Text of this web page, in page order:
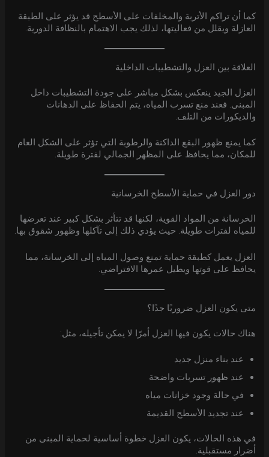
كما أن تراكم الأتربة والمخلفات على الأسطح قد يؤثر على الطبقة
العازلة ويقلل من فعاليتها، لذلك يجب الاهتمام بالنظافة الدورية.
العلاقة بين العزل والتشطيبات الداخلية
العزل الجيد ينعكس بشكل مباشر على جودة التشطيبات داخل
المبنى. فعند منع تسرب المياه، يتم الحفاظ على الدهانات
والديكورات من التلف.
كما يمنع ظهور البقع الداكنة والرطوبة التي تؤثر على الشكل العام
للمكان، مما يحافظ على المظهر الجمالي لفترة طويلة.
دور العزل في حماية الأسطح الخرسانية
الخرسانة من المواد القوية، لكنها قد تتأثر بشكل كبير عند تعرضها
للمياه لفترات طويلة. حيث يؤدي ذلك إلى تآكلها وظهور شقوق بها.
العزل يعمل كطبقة حماية تمنع وصول المياه إلى الخرسانة، مما
يحافظ على قوتها ويطيل عمرها الافتراضي.
متى يكون العزل ضروريًا جدًا؟
هناك حالات يكون فيها العزل أمرًا لا يمكن تأجيله، مثل:
عند بناء منزل جديد
عند ظهور تسربات واضحة
في حالة وجود خزانات مياه
عند تجديد الأسطح القديمة
في هذه الحالات، يكون العزل خطوة أساسية لحماية المبنى من
أضرار مستقبلية.